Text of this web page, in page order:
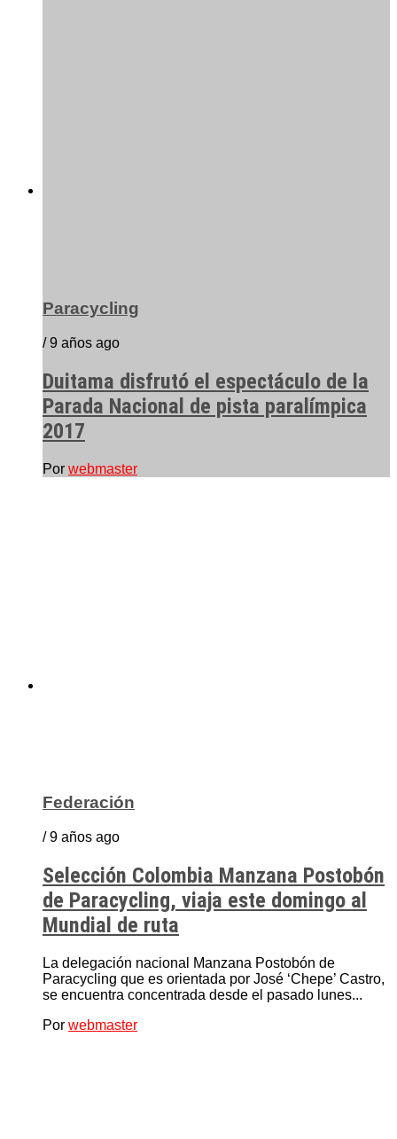
Paracycling
/ 9 años ago
Duitama disfrutó el espectáculo de la
Parada Nacional de pista paralímpica
2017
Por webmaster
Federación
/ 9 años ago
Selección Colombia Manzana Postobón
de Paracycling, viaja este domingo al
Mundial de ruta
La delegación nacional Manzana Postobón de
Paracycling que es orientada por José ‘Chepe’ Castro,
se encuentra concentrada desde el pasado lunes...
Por webmaster